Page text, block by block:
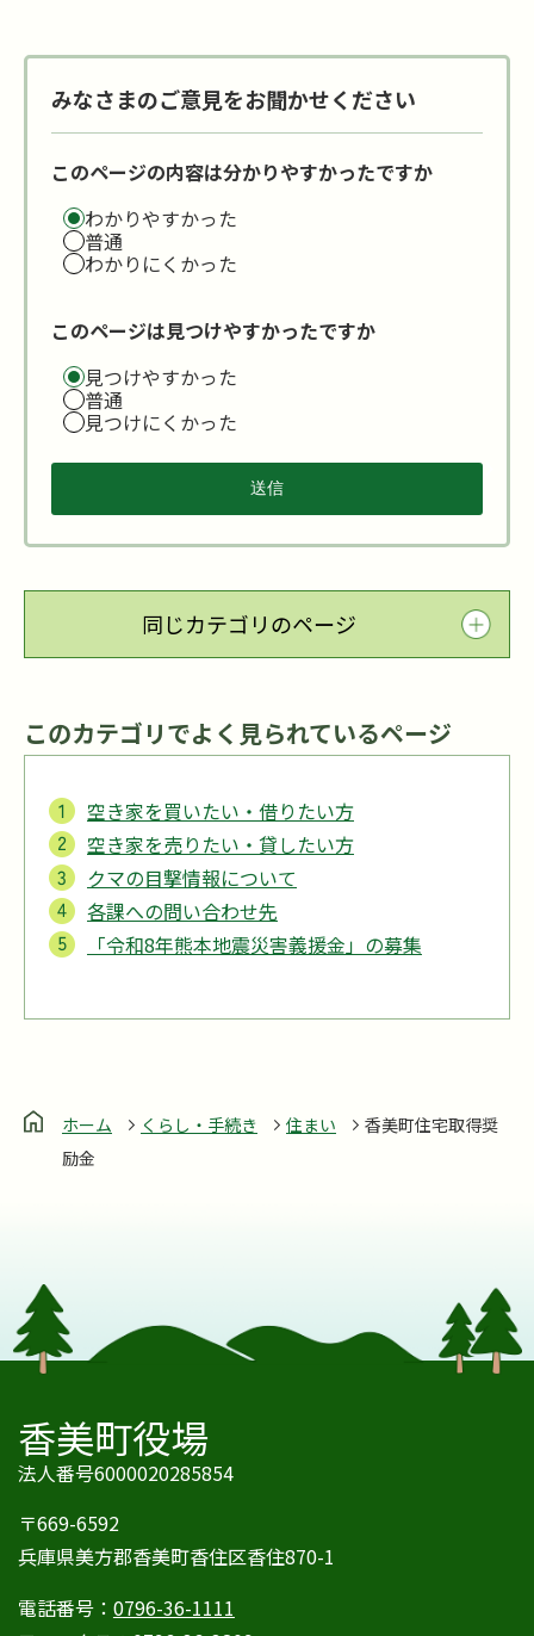
みなさまのご意見をお聞かせください
このページの内容は分かりやすかったですか
わかりやすかった
普通
わかりにくかった
このページは見つけやすかったですか
見つけやすかった
普通
見つけにくかった
同じカテゴリのページ
このカテゴリでよく見られているページ
空き家を買いたい・借りたい方
空き家を売りたい・貸したい方
クマの目撃情報について
各課への問い合わせ先
「令和8年熊本地震災害義援金」の募集
ホーム くらし・手続き 住まい
香美町住宅取得奨
励金
香美町役場
法人番号6000020285854
〒669-6592
兵庫県美方郡香美町香住区香住870-1
電話番号： 0796-36-1111